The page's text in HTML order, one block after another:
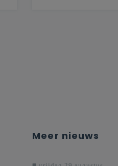
Meer nieuws